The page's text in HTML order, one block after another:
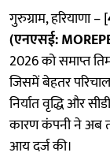
गुरुग्राम, हरियाणा – [
(एनएसई:
2026 को समाप्त
जिसमें बेहतर
निर्यात वृद्धि और
कारण कंपनी ने अब
आय दर्ज की।